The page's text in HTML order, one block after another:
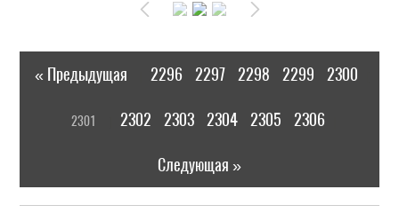
« Предыдущая 2296 2297 2298 2299 2300
2301 2302 2303 2304 2305 2306
Следующая »